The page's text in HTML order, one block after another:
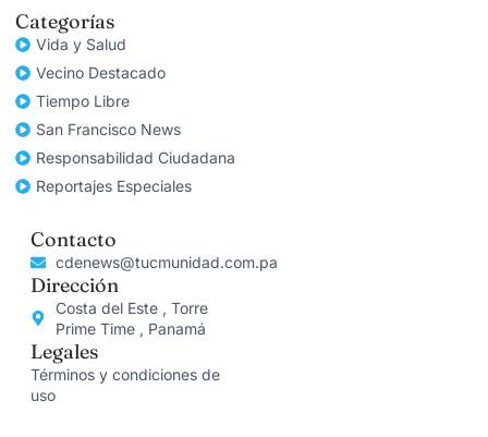
Categorías
Vida y Salud
Vecino Destacado
Tiempo Libre
San Francisco News
Responsabilidad Ciudadana
Reportajes Especiales
Contacto
cdenews@tucmunidad.com.pa
Dirección
Costa del Este , Torre
Prime Time , Panamá
Legales
Términos y condiciones de
uso